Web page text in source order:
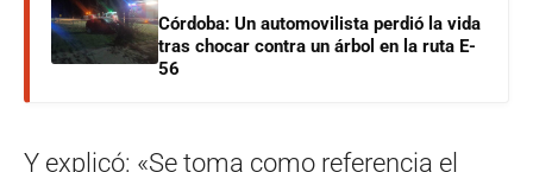
Córdoba: Un automovilista perdió la vida
tras chocar contra un árbol en la ruta E-
56
Y explicó: «Se toma como referencia el